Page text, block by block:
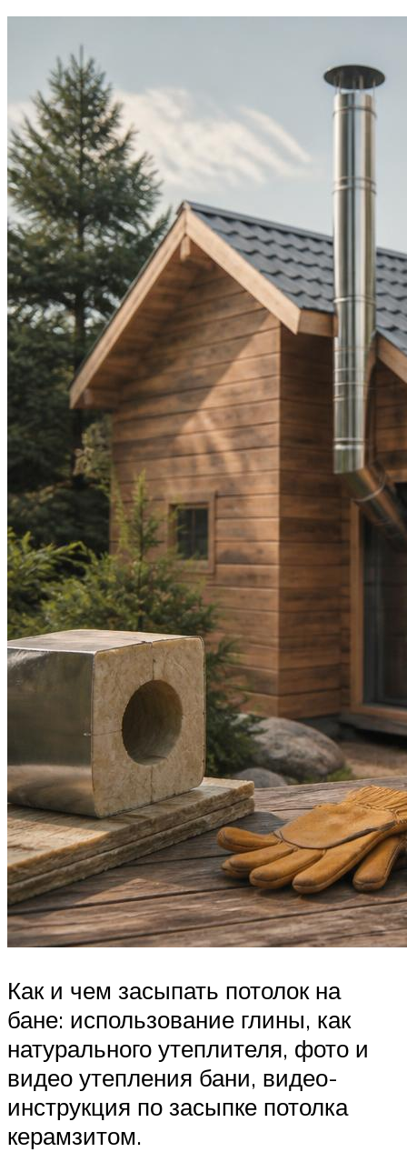
Как и чем засыпать потолок на
бане: использование глины, как
натурального утеплителя, фото и
видео утепления бани, видео-
инструкция по засыпке потолка
керамзитом.